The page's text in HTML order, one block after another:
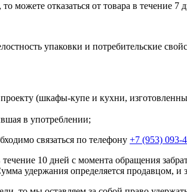
отказаться от товара в течение 7
упаковки и потребительские
(шкафы-купе и кухни,
в употреблении;
связаться по телефону +7 (953) 093-
10 дней с момента обращения
удержания определяется продавцом, и